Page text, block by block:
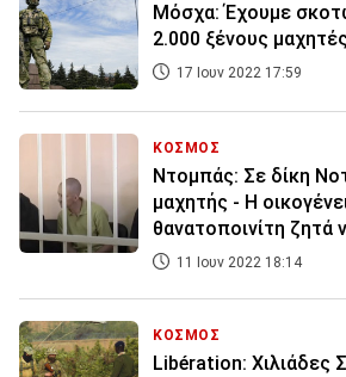
Μόσχα: Έχουμε
2.000 ξένους
17 Ιουν 2022 17:59
ΚΟΣΜΟΣ
Ντομπάς: Σε δίκη
μαχητής - Η
θανατοποινίτη ζητά
11 Ιουν 2022 18:14
ΚΟΣΜΟΣ
Libération: Χιλιάδες